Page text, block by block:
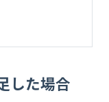
した場合